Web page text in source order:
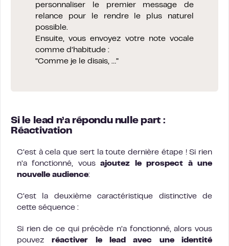
personnaliser le premier message de
relance pour le rendre le plus naturel
possible.
Ensuite, vous envoyez votre note vocale
comme d’habitude :
“Comme je le disais, …”
Si le lead n’a répondu nulle part :
Réactivation
C’est à cela que sert la toute dernière étape ! Si rien
n’a fonctionné, vousajoutez le prospect à une
nouvelle audience:
C’est la deuxième caractéristique distinctive de
cette séquence :
Si rien de ce qui précède n’a fonctionné, alors vous
pouvezréactiver le lead avec une identité